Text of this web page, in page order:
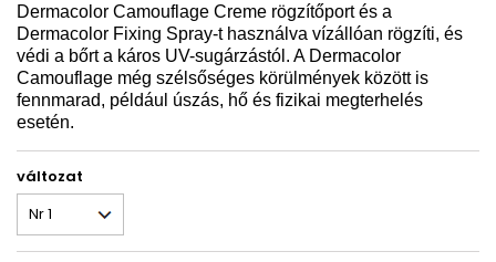
Dermacolor Camouflage Creme rögzítőport és a
Dermacolor Fixing Spray-t használva vízállóan rögzíti, és
védi a bőrt a káros UV-sugárzástól. A Dermacolor
Camouflage még szélsőséges körülmények között is
fennmarad, például úszás, hő és fizikai megterhelés
esetén.
változat